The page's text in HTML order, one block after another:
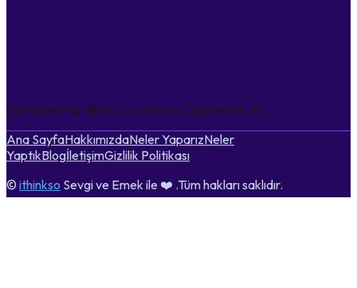
Hamidiye Mahallesi Aziz Sancar Caddesi No:2G
Ana SayfaHakkımızdaNeler YaparızNeler
YaptıkBlogİletişimGizlilik Politikası
© ithinkso Sevgi ve Emek ile ❤️ .Tüm hakları saklıdır.